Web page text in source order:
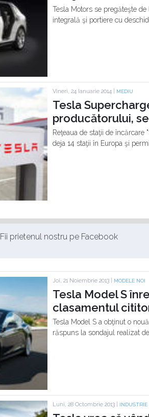
Tesla Motors se pregăteşte
integrală şi portiere cu
Vineri, 24 Ianuarie 2014 | MEDIU
Tesla
producătorului,
Reţeaua de staţii de
deja 14 staţii în Europa şi
Fii prietenul nostru pe Facebook
Joi, 21 Noiembrie 2013 | MODELE NOI
Tesla Model S
clasamentul
Tesla Model S a obţinut o
răspuns la sondajul realizat
Luni, 28 Octombrie 2013 | INDUSTRIE